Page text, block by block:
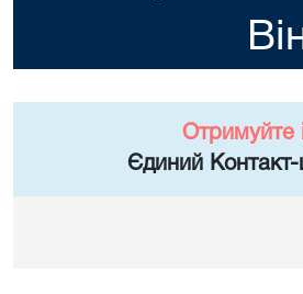
Отримуйте
Єдиний Контакт-